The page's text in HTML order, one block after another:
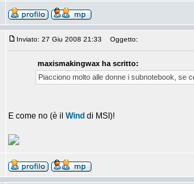
Inviato: 27 Giu 2008 21:33 Oggetto:
maxismakingwax ha scritto:
Piacciono molto alle donne i subnotebook, se
E come no (è il Wind di MSI)!